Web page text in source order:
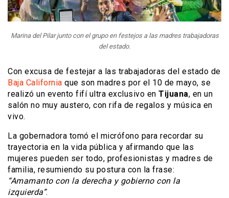
Marina del Pilar junto con el grupo en festejos a las madres trabajadoras
del estado.
Con excusa de festejar a las trabajadoras del estado de
Baja California que son madres por el 10 de mayo, se
realizó un evento fifí ultra exclusivo en Tijuana, en un
salón no muy austero, con rifa de regalos y música en
vivo.
La gobernadora tomó el micrófono para recordar su
trayectoria en la vida pública y afirmando que las
mujeres pueden ser todo, profesionistas y madres de
familia, resumiendo su postura con la frase:
“Amamanto con la derecha y gobierno con la
izquierda”.